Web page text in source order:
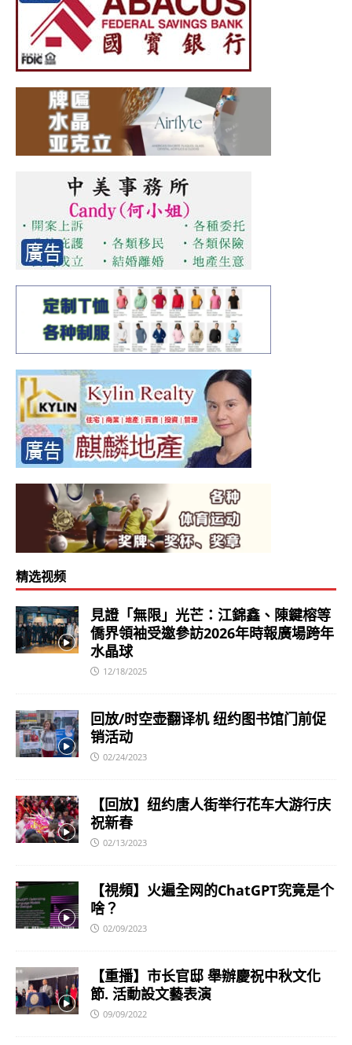
精选视频
見證「無限」光芒：江錦鑫、陳鍵榕等
僑界領袖受邀參訪2026年時報廣場跨年
水晶球
12/18/2025
回放/时空壶翻译机 纽约图书馆门前促
销活动
02/24/2023
【回放】纽约唐人街举行花车大游行庆
祝新春
02/13/2023
【視頻】火遍全网的ChatGPT究竟是个
啥？
02/09/2023
【重播】市长官邸 舉辦慶祝中秋文化
節. 活動設文藝表演
09/09/2022